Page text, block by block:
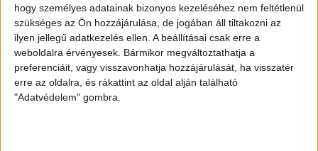
hogy személyes adatainak bizonyos kezeléséhez nem feltétlenül
szükséges az Ön hozzájárulása, de jogában áll tiltakozni az
ilyen jellegű adatkezelés ellen. A beállításai csak erre a
weboldalra érvényesek. Bármikor megváltoztathatja a
preferenciáit, vagy visszavonhatja hozzájárulását, ha visszatér
erre az oldalra, és rákattint az oldal alján található
"Adatvédelem" gombra.
Hoppon maradtak a villanyautós támogatási
program utolsó pályázói